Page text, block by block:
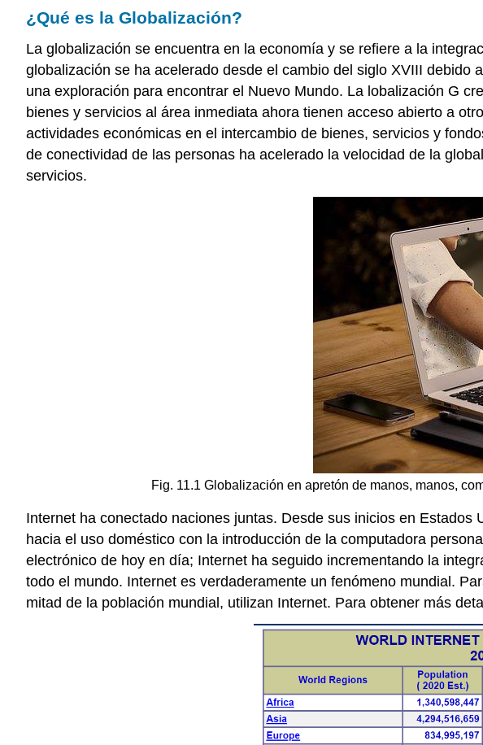
¿Qué es la Globalización?
La globalización se encuentra en la economía y se refiere a la
globalización se ha acelerado desde el cambio del siglo XVIII debido
una exploración para encontrar el Nuevo Mundo. La lobalización G
bienes y servicios al área inmediata ahora tienen acceso abierto a
actividades económicas en el intercambio de bienes, servicios y
de conectividad de las personas ha acelerado la velocidad de la
servicios.
Fig. 11.1 Globalización en apretón de manos, manos,
Internet ha conectado naciones juntas. Desde sus inicios en
hacia el uso doméstico con la introducción de la computadora
electrónico de hoy en día; Internet ha seguido incrementando la
todo el mundo. Internet es verdaderamente un fenómeno mundial.
mitad de la población mundial, utilizan Internet. Para obtener más